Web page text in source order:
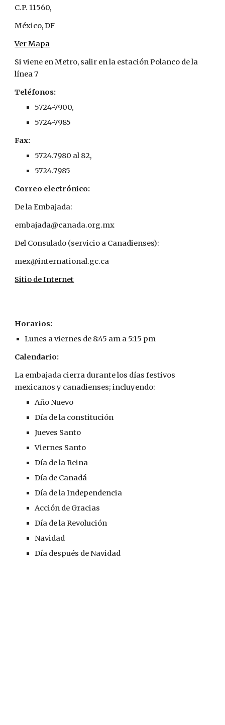
C.P. 11560,
México, DF
Ver Mapa
Si viene en Metro, salir en la estación Polanco de la
línea 7
Teléfonos:
5724-7900,
5724-7985
Fax:
5724.7980 al 82,
5724.7985
Correo electrónico:
De la Embajada:
embajada@canada.org.mx
Del Consulado (servicio a Canadienses):
mex@international.gc.ca
Sitio de Internet
Horarios:
Lunes a viernes de 8:45 am a 5:15 pm
Calendario:
La embajada cierra durante los días festivos
mexicanos y canadienses; incluyendo:
Año Nuevo
Día de la constitución
Jueves Santo
Viernes Santo
Día de la Reina
Día de Canadá
Día de la Independencia
Acción de Gracias
Día de la Revolución
Navidad
Día después de Navidad